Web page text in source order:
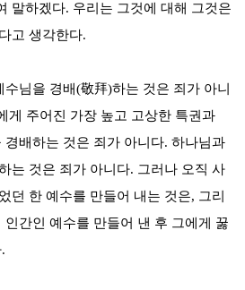
말하겠다. 우리는 그것에 대해 그것은
고 생각한다.
수님을 경배(敬拜)하는 것은 죄가 아니
게 주어진 가장 높고 고상한 특권과
경배하는 것은 죄가 아니다. 하나님과
는 것은 죄가 아니다. 그러나 오직 사
던 한 예수를 만들어 내는 것은, 그리
인간인 예수를 만들어 낸 후 그에게 꿇
.